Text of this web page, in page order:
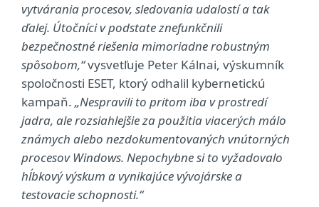
vytvárania procesov, sledovania udalostí a tak
ďalej. Útočníci v podstate znefunkčnili
bezpečnostné riešenia mimoriadne robustným
spôsobom,“vysvetľuje Peter Kálnai, výskumník
spoločnosti ESET, ktorý odhalil kybernetickú
kampaň. „Nespravili to pritom iba v prostredí
jadra, ale rozsiahlejšie za použitia viacerých málo
známych alebo nezdokumentovaných vnútorných
procesov Windows. Nepochybne si to vyžadovalo
hĺbkový výskum a vynikajúce vývojárske a
testovacie schopnosti.“